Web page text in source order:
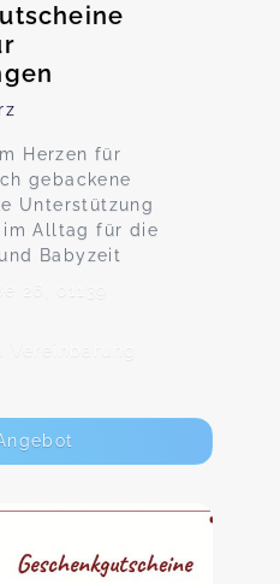
Herzen für
gebackene
Unterstützung
im Alltag für die
Babyzeit
26, 01139
Vereinbarung